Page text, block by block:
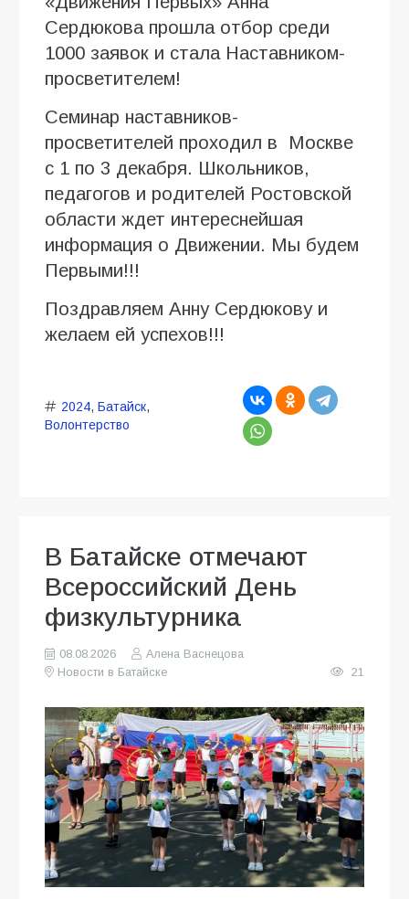
Сердюкова прошла отбор среди
1000 заявок и стала Наставником-
просветителем!
Семинар наставников-
просветителей проходил в Москве
с 1 по 3 декабря. Школьников,
педагогов и родителей Ростовской
области ждет интереснейшая
информация о Движении. Мы будем
Первыми!!!
Поздравляем Анну Сердюкову и
желаем ей успехов!!!
2024, Батайск,
Волонтерство
В Батайске отмечают
Всероссийский День
физкультурника
08.08.2026
Алена Васнецова
Новости в Батайске
21